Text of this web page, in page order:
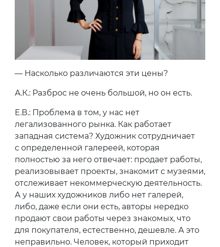
— Насколько различаются эти цены?
А.К.: Разброс не очень большой, но он есть.
Е.В.: Проблема в том, у нас нет
легализованного рынка. Как работает
западная система? Художник сотрудничает
с определенной галереей, которая
полностью за него отвечает: продает работы,
реализовывает проекты, знакомит с музеями,
отслеживает некоммерческую деятельность.
А у наших художников либо нет галерей,
либо, даже если они есть, авторы нередко
продают свои работы через знакомых, что
для покупателя, естественно, дешевле. А это
неправильно. Человек, который приходит